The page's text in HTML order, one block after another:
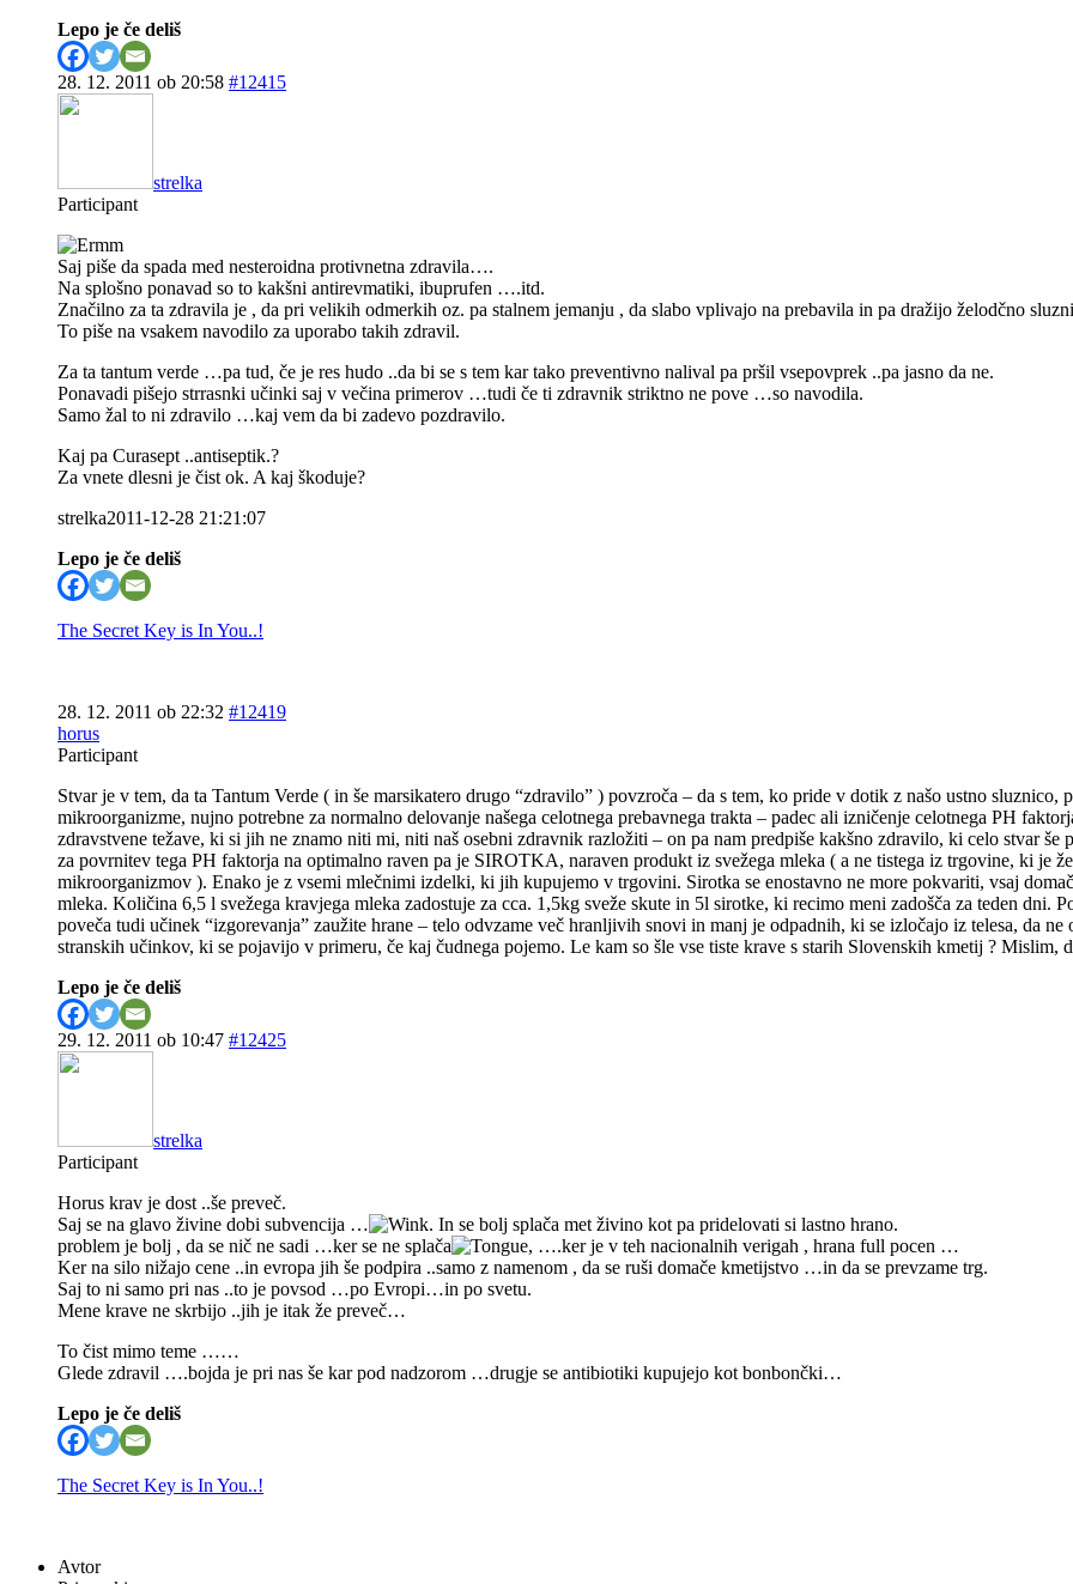
Lepo je če deliš
28. 12. 2011 ob 20:58 #12415
strelka
Participant
Saj piše da spada med nesteroidna protivnetna zdravila….
Na splošno ponavad so to kakšni antirevmatiki, ibuprufen ….itd.
Značilno za ta zdravila je , da pri velikih odmerkih oz. pa stalnem jemanju , da slabo vplivajo na prebavila in pa dražijo želodčno
To piše na vsakem navodilo za uporabo takih zdravil.
Za ta tantum verde …pa tud, če je res hudo ..da bi se s tem kar tako preventivno nalival pa pršil vsepovprek ..pa jasno da ne.
Ponavadi pišejo strrasnki učinki saj v večina primerov …tudi če ti zdravnik striktno ne pove …so navodila.
Samo žal to ni zdravilo …kaj vem da bi zadevo pozdravilo.
Kaj pa Curasept ..antiseptik.?
Za vnete dlesni je čist ok. A kaj škoduje?
strelka2011-12-28 21:21:07
Lepo je če deliš
The Secret Key is In You..!
28. 12. 2011 ob 22:32 #12419
horus
Participant
Stvar je v tem, da ta Tantum Verde ( in še marsikatero drugo “zdravilo” ) povzroča – da s tem, ko pride v dotik z našo ustno
mikroorganizme, nujno potrebne za normalno delovanje našega celotnega prebavnega trakta – padec ali izničenje celotnega PH
zdravstvene težave, ki si jih ne znamo niti mi, niti naš osebni zdravnik razložiti – on pa nam predpiše kakšno zdravilo, ki celo stvar še
za povrnitev tega PH faktorja na optimalno raven pa je SIROTKA, naraven produkt iz svežega mleka ( a ne tistega iz trgovine, ki je
mikroorganizmov ). Enako je z vsemi mlečnimi izdelki, ki jih kupujemo v trgovini. Sirotka se enostavno ne more pokvariti, vsaj
mleka. Količina 6,5 l svežega kravjega mleka zadostuje za cca. 1,5kg sveže skute in 5l sirotke, ki recimo meni zadošča za teden dni.
poveča tudi učinek “izgorevanja” zaužite hrane – telo odvzame več hranljivih snovi in manj je odpadnih, ki se izločajo iz telesa, da
stranskih učinkov, ki se pojavijo v primeru, če kaj čudnega pojemo. Le kam so šle vse tiste krave s starih Slovenskih kmetij ? Mislim,
Lepo je če deliš
29. 12. 2011 ob 10:47 #12425
strelka
Participant
Horus krav je dost ..še preveč.
Saj se na glavo živine dobi subvencija …
. In se bolj splača met živino kot pa pridelovati si lastno hrano.
problem je bolj , da se nič ne sadi …ker se ne splača
, ….ker je v teh nacionalnih verigah , hrana full pocen …
Ker na silo nižajo cene ..in evropa jih še podpira ..samo z namenom , da se ruši domače kmetijstvo …in da se prevzame trg.
Saj to ni samo pri nas ..to je povsod …po Evropi…in po svetu.
Mene krave ne skrbijo ..jih je itak že preveč…
To čist mimo teme ……
Glede zdravil ….bojda je pri nas še kar pod nadzorom …drugje se antibiotiki kupujejo kot bonbončki…
Lepo je če deliš
The Secret Key is In You..!
Avtor